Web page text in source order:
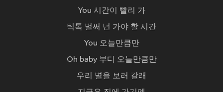
You 시간이 빨리 가
틱톡 벌써 넌 가야 할 시간
You 오늘만큼만
Oh baby 부디 오늘만큼만
우리 별을 보러 갈래